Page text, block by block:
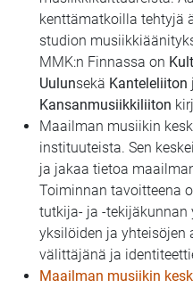
kenttämatkoilla tehtyjä
studion
MMK:n Finnassa on
Uulunsekä Kanteleliiton
Kansanmusiikkiliiton
Maailman musiikin
instituuteista. Sen
ja jakaa tietoa
Toiminnan tavoitteena
tutkija- ja -tekijäkunnan
yksilöiden ja yhteisöjen
välittäjänä ja
Maailman musiikin